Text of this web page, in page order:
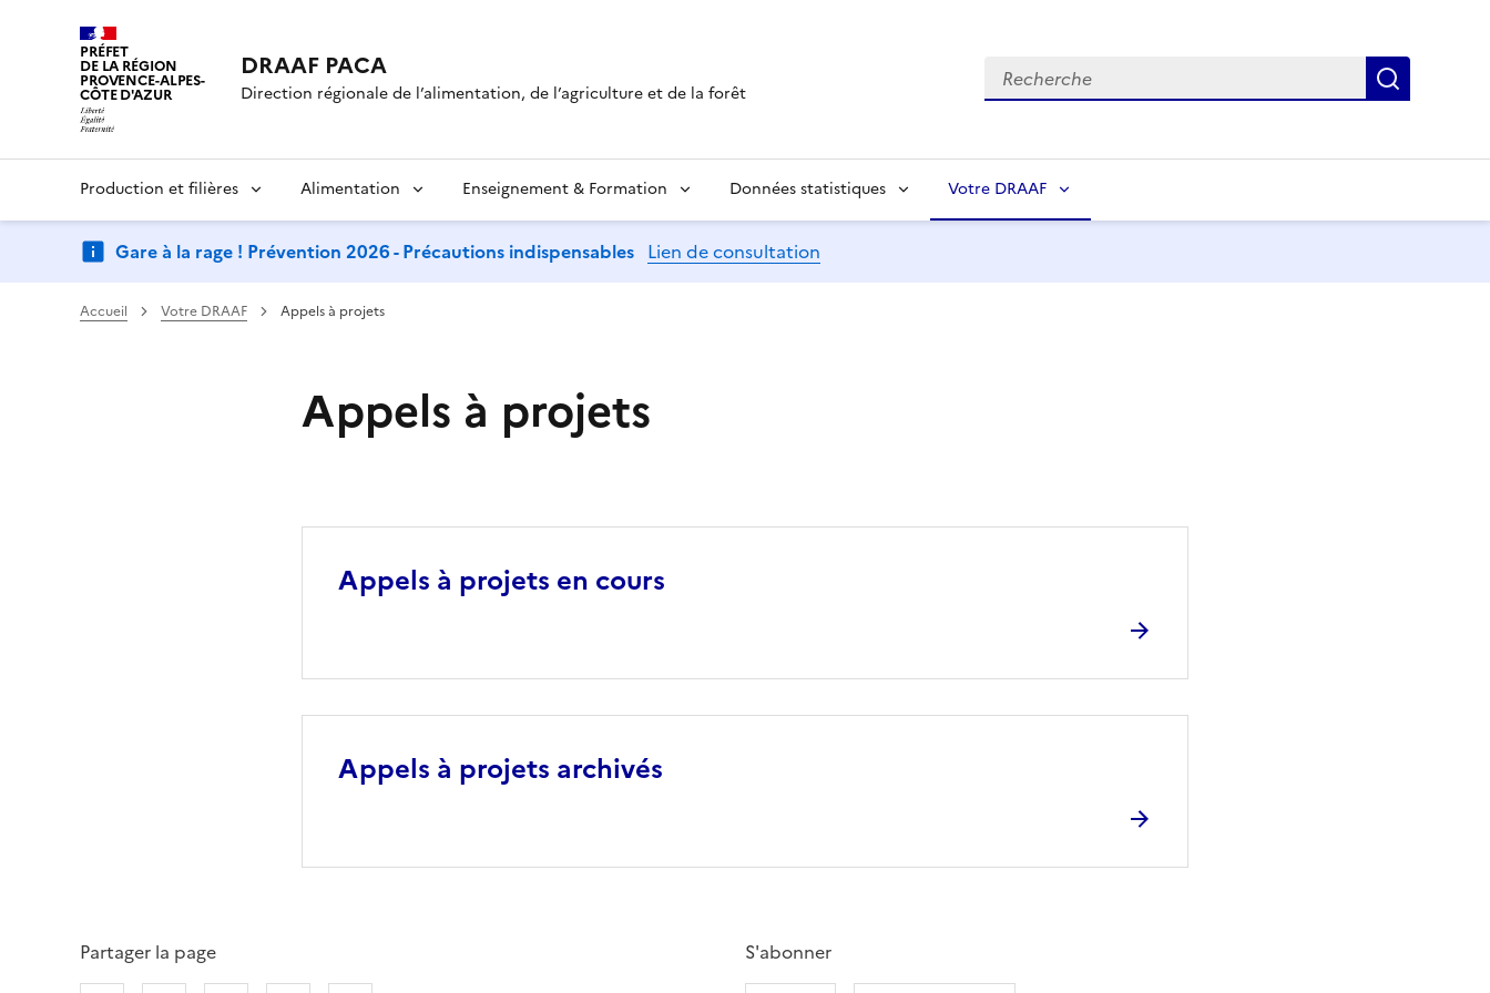
PRÉFET
DE LA RÉGION
PROVENCE-ALPES-
CÔTE D'AZUR
DRAAF PACA
Direction régionale de l’alimentation, de l’agriculture et de la forêt
Recherche
Production et filières Alimentation Enseignement & Formation Données statistiques Votre DRAAF
Gare à la rage ! Prévention 2026 - Précautions indispensables Lien de consultation
Accueil Votre DRAAF Appels à projets
Appels à projets
Appels à projets en cours
Appels à projets archivés
Partager la page
S'abonner